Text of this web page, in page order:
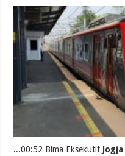
...00:52 Bima Eksekutif Jogja